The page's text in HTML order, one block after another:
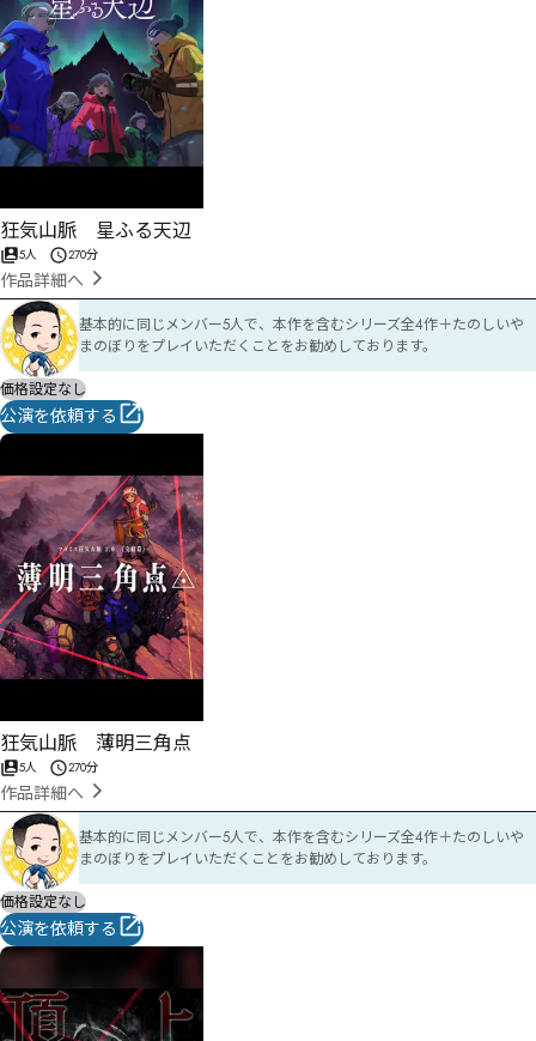
狂気山脈 星ふる天辺
5人 270分
作品詳細へ
基本的に同じメンバー5人で、本作を含むシリーズ全4作＋たのしいや
まのぼりをプレイいただくことをお勧めしております。
価格設定なし
公演を依頼する
狂気山脈 薄明三角点
5人 270分
作品詳細へ
基本的に同じメンバー5人で、本作を含むシリーズ全4作＋たのしいや
まのぼりをプレイいただくことをお勧めしております。
価格設定なし
公演を依頼する